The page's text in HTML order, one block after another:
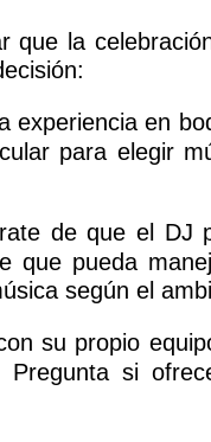
la
experiencia en
para elegir
de que el DJ
pueda
según el
su propio
si